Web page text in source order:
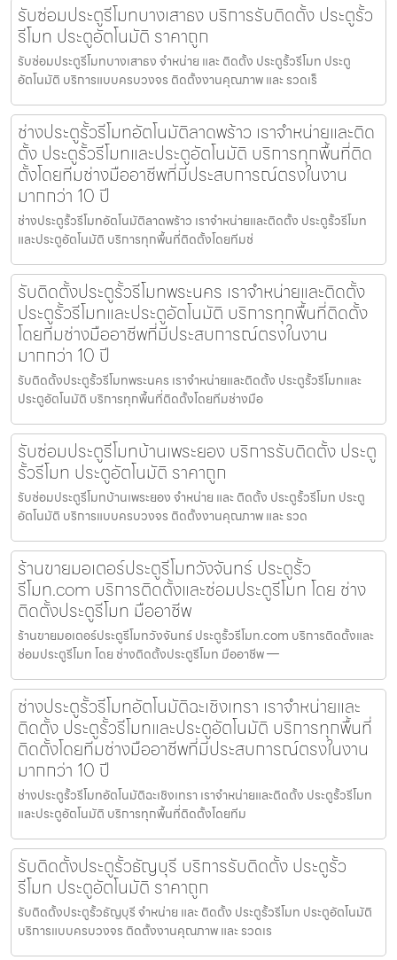
รับซ่อมประตูรีโมทบางเสาธง บริการรับติดตั้ง ประตูรั้ว
รีโมท ประตูอัตโนมัติ ราคาถูก
รับซ่อมประตูรีโมทบางเสาธง จำหน่าย และ ติดตั้ง ประตูรั้วรีโมท ประตู
อัตโนมัติ บริการแบบครบวงจร ติดตั้งงานคุณภาพ และ รวดเร็
ช่างประตูรั้วรีโมทอัตโนมัติลาดพร้าว เราจำหน่ายและติด
ตั้ง ประตูรั้วรีโมทและประตูอัตโนมัติ บริการทุกพื้นที่ติด
ตั้งโดยทีมช่างมืออาชีพที่มีประสบการณ์ตรงในงาน
มากกว่า 10 ปี
ช่างประตูรั้วรีโมทอัตโนมัติลาดพร้าว เราจำหน่ายและติดตั้ง ประตูรั้วรีโมท
และประตูอัตโนมัติ บริการทุกพื้นที่ติดตั้งโดยทีมช่
รับติดตั้งประตูรั้วรีโมทพระนคร เราจำหน่ายและติดตั้ง
ประตูรั้วรีโมทและประตูอัตโนมัติ บริการทุกพื้นที่ติดตั้ง
โดยทีมช่างมืออาชีพที่มีประสบการณ์ตรงในงาน
มากกว่า 10 ปี
รับติดตั้งประตูรั้วรีโมทพระนคร เราจำหน่ายและติดตั้ง ประตูรั้วรีโมทและ
ประตูอัตโนมัติ บริการทุกพื้นที่ติดตั้งโดยทีมช่างมือ
รับซ่อมประตูรีโมทบ้านเพระยอง บริการรับติดตั้ง ประตู
รั้วรีโมท ประตูอัตโนมัติ ราคาถูก
รับซ่อมประตูรีโมทบ้านเพระยอง จำหน่าย และ ติดตั้ง ประตูรั้วรีโมท ประตู
อัตโนมัติ บริการแบบครบวงจร ติดตั้งงานคุณภาพ และ รวด
ร้านขายมอเตอร์ประตูรีโมทวังจันทร์ ประตูรั้ว
รีโมท.com บริการติดตั้งและซ่อมประตูรีโมท โดย ช่าง
ติดตั้งประตูรีโมท มืออาชีพ
ร้านขายมอเตอร์ประตูรีโมทวังจันทร์ ประตูรั้วรีโมท.com บริการติดตั้งและ
ซ่อมประตูรีโมท โดย ช่างติดตั้งประตูรีโมท มืออาชีพ —
ช่างประตูรั้วรีโมทอัตโนมัติฉะเชิงเทรา เราจำหน่ายและ
ติดตั้ง ประตูรั้วรีโมทและประตูอัตโนมัติ บริการทุกพื้นที่
ติดตั้งโดยทีมช่างมืออาชีพที่มีประสบการณ์ตรงในงาน
มากกว่า 10 ปี
ช่างประตูรั้วรีโมทอัตโนมัติฉะเชิงเทรา เราจำหน่ายและติดตั้ง ประตูรั้วรีโมท
และประตูอัตโนมัติ บริการทุกพื้นที่ติดตั้งโดยทีม
รับติดตั้งประตูรั้วธัญบุรี บริการรับติดตั้ง ประตูรั้ว
รีโมท ประตูอัตโนมัติ ราคาถูก
รับติดตั้งประตูรั้วธัญบุรี จำหน่าย และ ติดตั้ง ประตูรั้วรีโมท ประตูอัตโนมัติ
บริการแบบครบวงจร ติดตั้งงานคุณภาพ และ รวดเร